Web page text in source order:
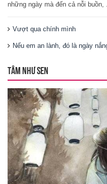
những ngày mà đến cả nỗi buồn,
Vượt qua chính mình
Nếu em an lành, đó là ngày
TÂM NHƯ SEN